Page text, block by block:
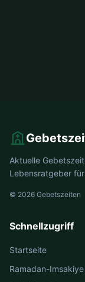
Aktuelle
Lebensratgeber
© 2026 Gebetszeiten
Schnellzugriff
Startseite
Ramadan-Imsakiye